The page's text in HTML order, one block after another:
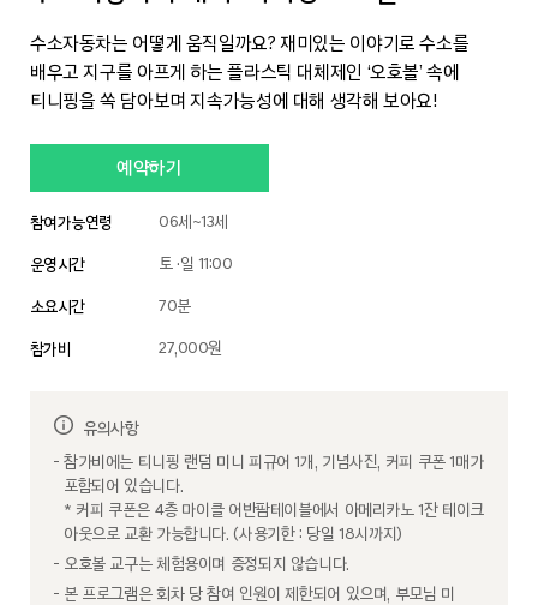
수소자동차는 어떻게 움직일까요? 재미있는 이야기로 수소를
배우고 지구를 아프게 하는 플라스틱 대체제인 ‘오호볼’ 속에
티니핑을 쏙 담아보며 지속가능성에 대해 생각해 보아요!
예약하기
참여가능연령 06세~13세
운영시간 토 ·일 11:00
소요시간 70분
참가비 27,000원
유의사항
참가비에는 티니핑 랜덤 미니 피규어 1개, 기념사진, 커피 쿠폰 1매가
포함되어 있습니다.
* 커피 쿠폰은 4층 마이클 어반팜테이블에서 아메리카노 1잔 테이크
아웃으로 교환 가능합니다. (사용기한 : 당일 18시까지)
오호볼 교구는 체험용이며 증정되지 않습니다.
본 프로그램은 회차 당 참여 인원이 제한되어 있으며, 부모님 미